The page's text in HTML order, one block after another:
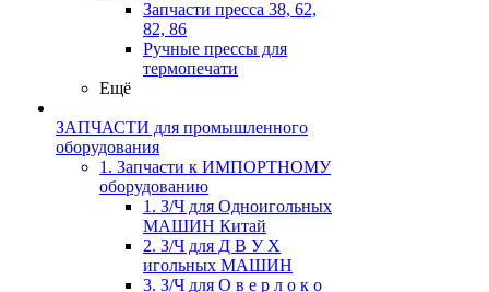
Запчасти пресса 38, 62,
82, 86
Ручные прессы для
термопечати
Ещё
ЗАПЧАСТИ для промышленного
оборудования
1. Запчасти к ИМПОРТНОМУ
оборудованию
1. З/Ч для Одноигольных
МАШИН Китай
2. З/Ч для Д В У Х
игольных МАШИН
3. З/Ч для О в е р л о к о